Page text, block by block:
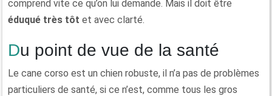
comprend vite ce qu’on lui demande. Mais il doit être
éduqué très tôt et avec clarté.
Du point de vue de la santé
Le cane corso est un chien robuste, il n’a pas de problèmes
particuliers de santé, si ce n’est, comme tous les gros